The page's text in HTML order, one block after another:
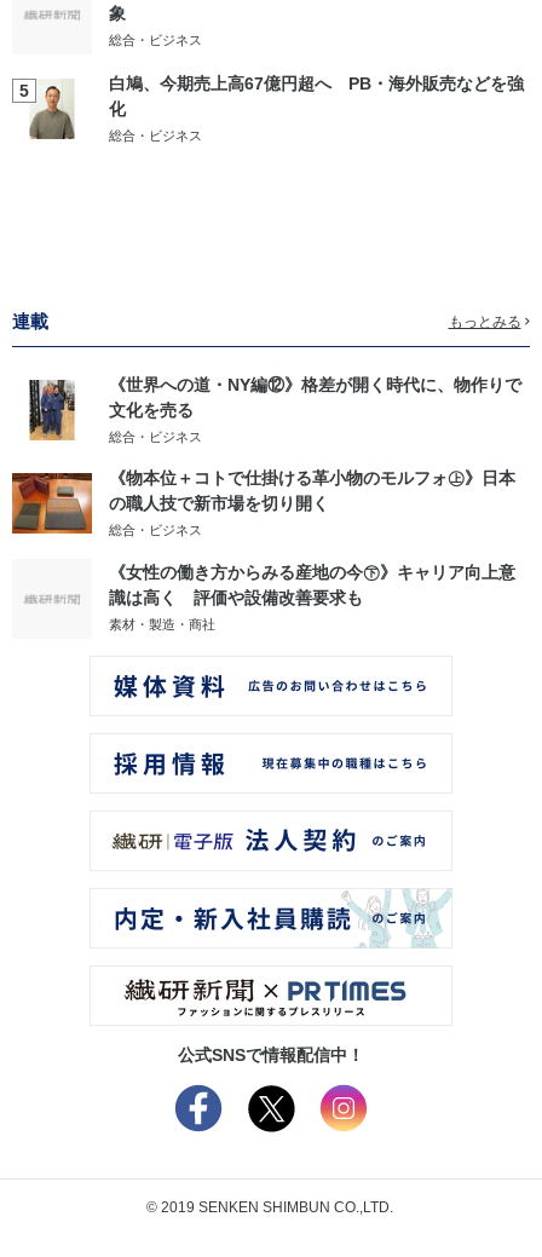
象
総合・ビジネス
5
白鳩、今期売上高67億円超へ PB・海外販売などを強
化
総合・ビジネス
連載 もっとみる
《世界への道・NY編⑫》格差が開く時代に、物作りで
文化を売る
総合・ビジネス
《物本位＋コトで仕掛ける革小物のモルフォ㊤》日本
の職人技で新市場を切り開く
総合・ビジネス
《女性の働き方からみる産地の今㊦》キャリア向上意
識は高く 評価や設備改善要求も
素材・製造・商社
公式SNSで情報配信中！
© 2019 SENKEN SHIMBUN CO.,LTD.